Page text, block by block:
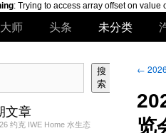
: Trying to access array offset on value
大师 头条 未分类
搜
索
文章
约克 IWE Home 水生态
←
览